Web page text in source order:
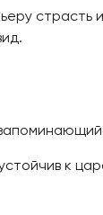
страсть
к